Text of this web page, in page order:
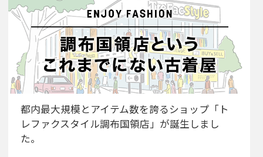
都内最大規模とアイテム数を誇るショップ「ト
レファクスタイル調布国領店」が誕生しまし
た。